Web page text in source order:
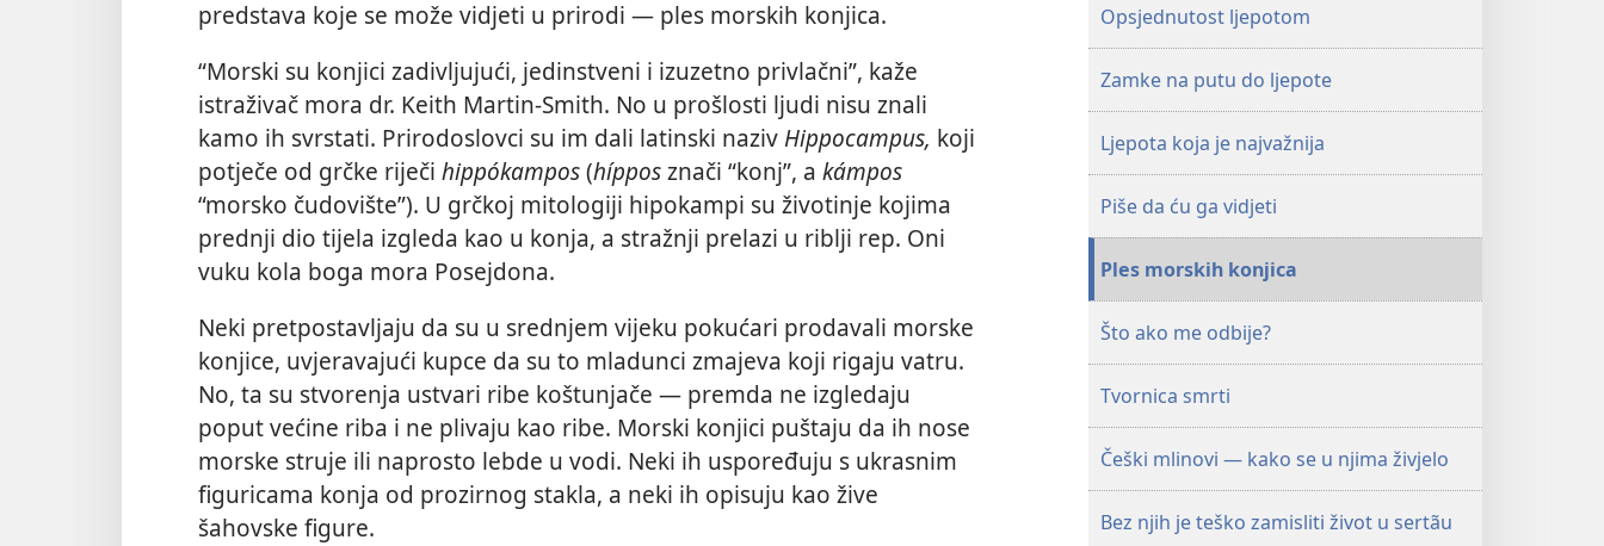
predstava koje se može vidjeti u prirodi — ples morskih konjica.
“Morski su konjici zadivljujući, jedinstveni i izuzetno privlačni”, kaže
istraživač mora dr. Keith Martin-Smith. No u prošlosti ljudi nisu znali
kamo ih svrstati. Prirodoslovci su im dali latinski naziv Hippocampus, koji
potječe od grčke riječi hippókampos(hípposznači “konj”, a kámpos
“morsko čudovište”). U grčkoj mitologiji hipokampi su životinje kojima
prednji dio tijela izgleda kao u konja, a stražnji prelazi u riblji rep. Oni
vuku kola boga mora Posejdona.
Neki pretpostavljaju da su u srednjem vijeku pokućari prodavali morske
konjice, uvjeravajući kupce da su to mladunci zmajeva koji rigaju vatru.
No, ta su stvorenja ustvari ribe koštunjače — premda ne izgledaju
poput većine riba i ne plivaju kao ribe. Morski konjici puštaju da ih nose
morske struje ili naprosto lebde u vodi. Neki ih uspoređuju s ukrasnim
figuricama konja od prozirnog stakla, a neki ih opisuju kao žive
šahovske figure.
2004.
Opsjednutost ljepotom
Zamke na putu do ljepote
Ljepota koja je najvažnija
Piše da ću ga vidjeti
Ples morskih konjica
Što ako me odbije?
Tvornica smrti
Češki mlinovi — kako se u njima živjelo
Bez njih je teško zamisliti život u sertãu